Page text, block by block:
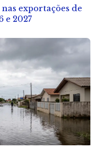
exportações de
e 2027